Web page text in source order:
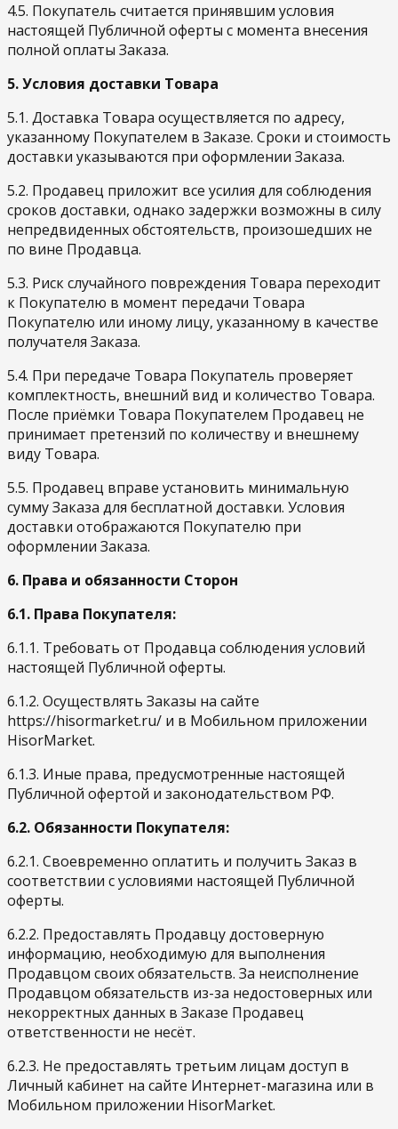
4.5. Покупатель считается принявшим условия
настоящей Публичной оферты с момента внесения
полной оплаты Заказа.
5. Условия доставки Товара
5.1. Доставка Товара осуществляется по адресу,
указанному Покупателем в Заказе. Сроки и стоимость
доставки указываются при оформлении Заказа.
5.2. Продавец приложит все усилия для соблюдения
сроков доставки, однако задержки возможны в силу
непредвиденных обстоятельств, произошедших не
по вине Продавца.
5.3. Риск случайного повреждения Товара переходит
к Покупателю в момент передачи Товара
Покупателю или иному лицу, указанному в качестве
получателя Заказа.
5.4. При передаче Товара Покупатель проверяет
комплектность, внешний вид и количество Товара.
После приёмки Товара Покупателем Продавец не
принимает претензий по количеству и внешнему
виду Товара.
5.5. Продавец вправе установить минимальную
сумму Заказа для бесплатной доставки. Условия
доставки отображаются Покупателю при
оформлении Заказа.
6. Права и обязанности Сторон
6.1. Права Покупателя:
6.1.1. Требовать от Продавца соблюдения условий
настоящей Публичной оферты.
6.1.2. Осуществлять Заказы на сайте
https://hisormarket.ru/ и в Мобильном приложении
HisorMarket.
6.1.3. Иные права, предусмотренные настоящей
Публичной офертой и законодательством РФ.
6.2. Обязанности Покупателя:
6.2.1. Своевременно оплатить и получить Заказ в
соответствии с условиями настоящей Публичной
оферты.
6.2.2. Предоставлять Продавцу достоверную
информацию, необходимую для выполнения
Продавцом своих обязательств. За неисполнение
Продавцом обязательств из-за недостоверных или
некорректных данных в Заказе Продавец
ответственности не несёт.
6.2.3. Не предоставлять третьим лицам доступ в
Личный кабинет на сайте Интернет-магазина или в
Мобильном приложении HisorMarket.